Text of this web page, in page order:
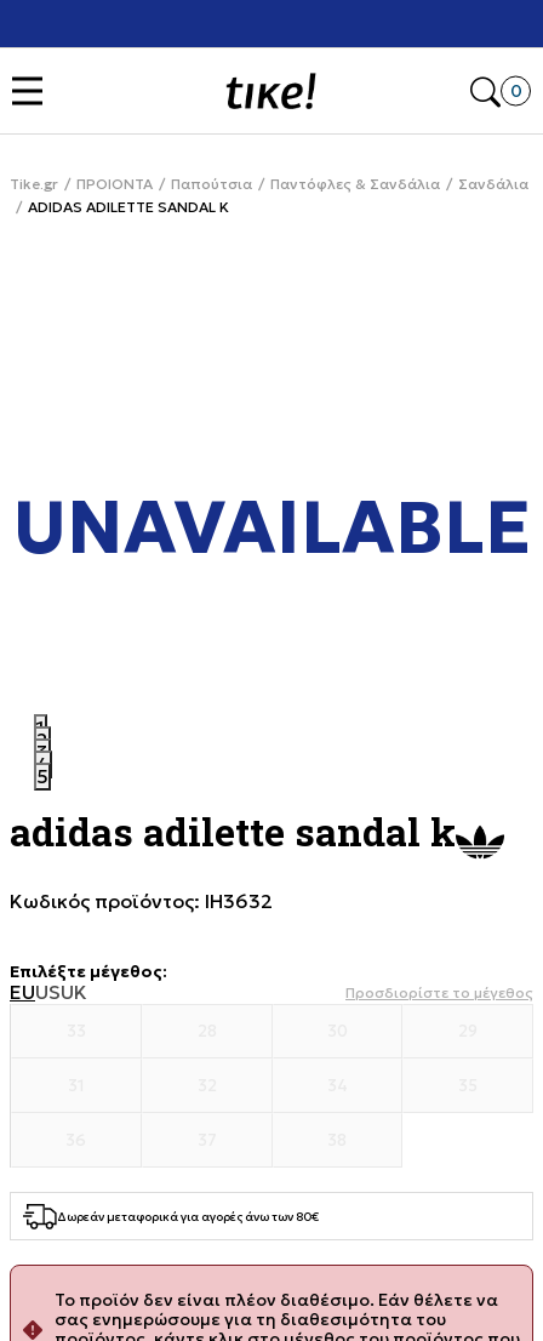
0
Tike.gr ΠΡΟΙΟΝΤΑ Παπούτσια Παντόφλες & Σανδάλια
Σανδάλια
ADIDAS ADILETTE SANDAL K
1
2
3
4
5
UNAVAILABLE
adidas adilette sandal k
Κωδικός προϊόντος: IH3632
Επιλέξτε μέγεθος:
EUUSUK Προσδιορίστε το μέγεθος
Δωρεάν μεταφορικά για αγορές άνω των 80€
Το προϊόν δεν είναι πλέον διαθέσιμο. Εάν θέλετε να
σας ενημερώσουμε για τη διαθεσιμότητα του